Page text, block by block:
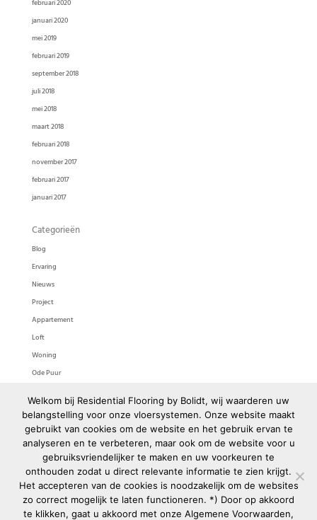
februari 2020
januari 2020
mei 2019
februari 2019
september 2018
juli 2018
mei 2018
maart 2018
februari 2018
november 2017
februari 2017
januari 2017
Categorieën
Blog
Ervaring
Nieuws
Project
Appartement
Loft
Woning
Ode Puur
Bolidtop 525
Meta
Login
Berichten feed
Reacties feed
WordPress.org
Welkom bij Residential Flooring by Bolidt, wij waarderen uw
belangstelling voor onze vloersystemen. Onze website maakt
gebruikt van cookies om de website en het gebruik ervan te
analyseren en te verbeteren, maar ook om de website voor u
gebruiksvriendelijker te maken en uw voorkeuren te
onthouden zodat u direct relevante informatie te zien krijgt.
Het accepteren van de cookies is noodzakelijk om de websites
zo correct mogelijk te laten functioneren. *) Door op akkoord
te klikken, gaat u akkoord met onze Algemene Voorwaarden,